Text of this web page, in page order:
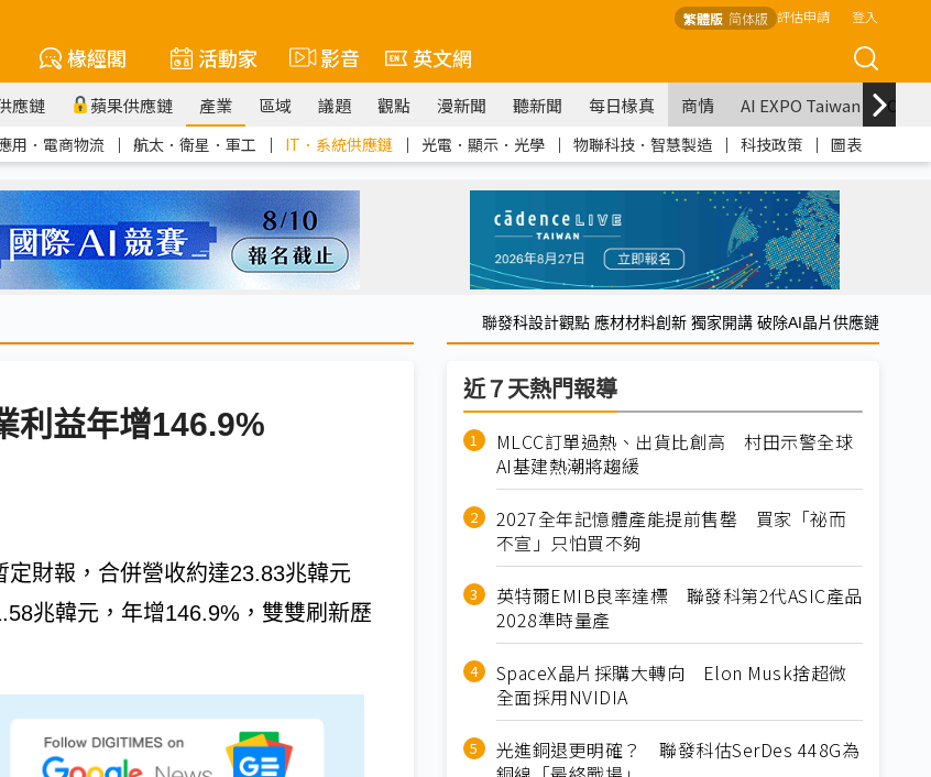
繁體版 简体版 評估申請 登入
椽經閣 活動家 影音 英文網
應鏈 蘋果供應鏈 產業 區域 議題 觀點 漫新聞 聽新聞 每日椽真 商情 AI EXPO Taiwan
用．電商物流 ｜ 航太．衛星．軍工 ｜ IT．系統供應鏈 ｜ 光電．顯示．光學 ｜ 物聯科技．智慧製造 ｜ 科技政策 ｜ 圖表
聯發科設計觀點 應材材料創新 獨家開講 破除AI晶片供應鏈
益年增146.9%
財報，合併營收約達23.83兆韓元
兆韓元，年增146.9%，雙雙刷新歷
近７天熱門報導
MLCC訂單過熱、出貨比創高 村田示警全球
AI基建熱潮將趨緩
2027全年記憶體產能提前售罄 買家「祕而
不宣」只怕買不夠
英特爾EMIB良率達標 聯發科第2代ASIC產品
2028準時量產
SpaceX晶片採購大轉向 Elon Musk捨超微
全面採用NVIDIA
光進銅退更明確？ 聯發科估SerDes 448G為